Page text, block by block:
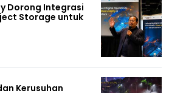
Dorong Integrasi
Storage untuk
Kerusuhan